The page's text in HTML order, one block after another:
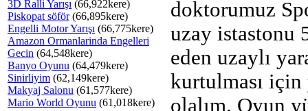
3D Ralli Yarışı (66,922kere)
Piskopat söför(66,895kere)
Engelli Motor Yarışı (66,775kere)
Amazon Ormanlarinda Engelleri
Gecin (64,548kere)
Banyo Oyunu (64,479kere)
Sinirliyim (62,149kere)
Makyaj Salonu (61,577kere)
Mario World Oyunu (61,018kere)
doktorumuz
uzay istastonu
eden uzaylı
kurtulması için
olalım. Oyun